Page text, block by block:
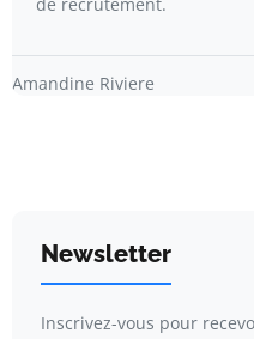
Amandine Riviere
Newsletter
Inscrivez-vous pour